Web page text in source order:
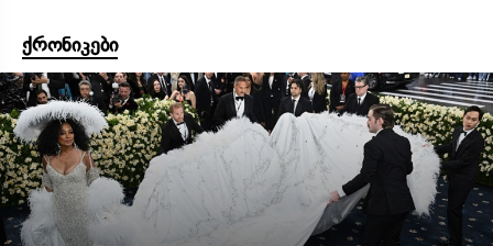
ქრონიკები